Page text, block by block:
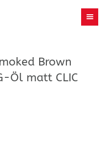
Brown
Öl matt CLIC